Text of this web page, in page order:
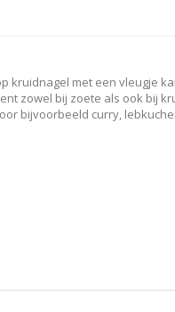
kruidnagel met een vleugje
zowel bij zoete als ook bij
bijvoorbeeld curry,